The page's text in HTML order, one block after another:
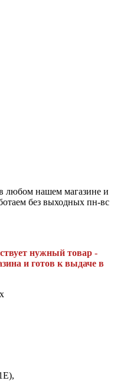
любом нашем магазине и
без выходных пн-вс
нужный товар -
и готов к выдаче в